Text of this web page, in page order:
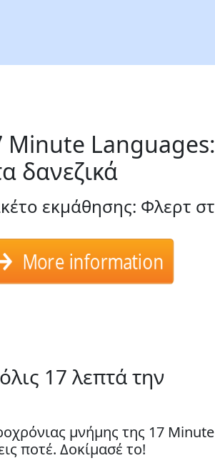
Minute
δανεζικά
εκμάθησης: Φλερτ
More information
17 λεπτά την
μνήμης της 17 Minute
ποτέ. Δοκίμασέ το!